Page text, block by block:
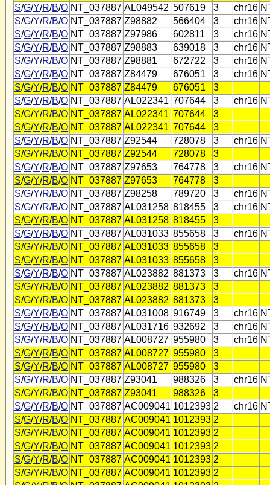
S/G/Y/R/B/O NT_037887 AL049542 507619 3 chr16
S/G/Y/R/B/O NT_037887 Z98882 566404 3 chr16
S/G/Y/R/B/O NT_037887 Z97986 602811 3 chr16
S/G/Y/R/B/O NT_037887 Z98883 639018 3 chr16
S/G/Y/R/B/O NT_037887 Z98881 672722 3 chr16
S/G/Y/R/B/O NT_037887 Z84479 676051 3 chr16
S/G/Y/R/B/O NT_037887 Z84479 676051
3
S/G/Y/R/B/O NT_037887 AL022341 707644 3 chr16
S/G/Y/R/B/O NT_037887 AL022341 707644
3
S/G/Y/R/B/O NT_037887 AL022341 707644
3
S/G/Y/R/B/O NT_037887 Z92544 728078 3 chr16
S/G/Y/R/B/O NT_037887 Z92544 728078
3
S/G/Y/R/B/O NT_037887 Z97653 764778 3 chr16
S/G/Y/R/B/O NT_037887 Z97653 764778
3
S/G/Y/R/B/O NT_037887 Z98258 789720 3 chr16
S/G/Y/R/B/O NT_037887 AL031258 818455 3 chr16
S/G/Y/R/B/O NT_037887 AL031258 818455
3
S/G/Y/R/B/O NT_037887 AL031033 855658 3 chr16
S/G/Y/R/B/O NT_037887 AL031033 855658
3
S/G/Y/R/B/O NT_037887 AL031033 855658
3
S/G/Y/R/B/O NT_037887 AL023882 881373 3 chr16
S/G/Y/R/B/O NT_037887 AL023882 881373
3
S/G/Y/R/B/O NT_037887 AL023882 881373
3
S/G/Y/R/B/O NT_037887 AL031008 916749 3 chr16
S/G/Y/R/B/O NT_037887 AL031716 932692 3 chr16
S/G/Y/R/B/O NT_037887 AL008727 955980 3 chr16
S/G/Y/R/B/O NT_037887 AL008727 955980
3
S/G/Y/R/B/O NT_037887 AL008727 955980
3
S/G/Y/R/B/O NT_037887 Z93041 988326 3 chr16
S/G/Y/R/B/O NT_037887 Z93041 988326
3
S/G/Y/R/B/O NT_037887 AC009041 1012393 2 chr16
S/G/Y/R/B/O NT_037887 AC009041 1012393 2
S/G/Y/R/B/O NT_037887 AC009041 1012393 2
S/G/Y/R/B/O NT_037887 AC009041 1012393 2
S/G/Y/R/B/O NT_037887 AC009041 1012393 2
S/G/Y/R/B/O NT_037887 AC009041 1012393 2